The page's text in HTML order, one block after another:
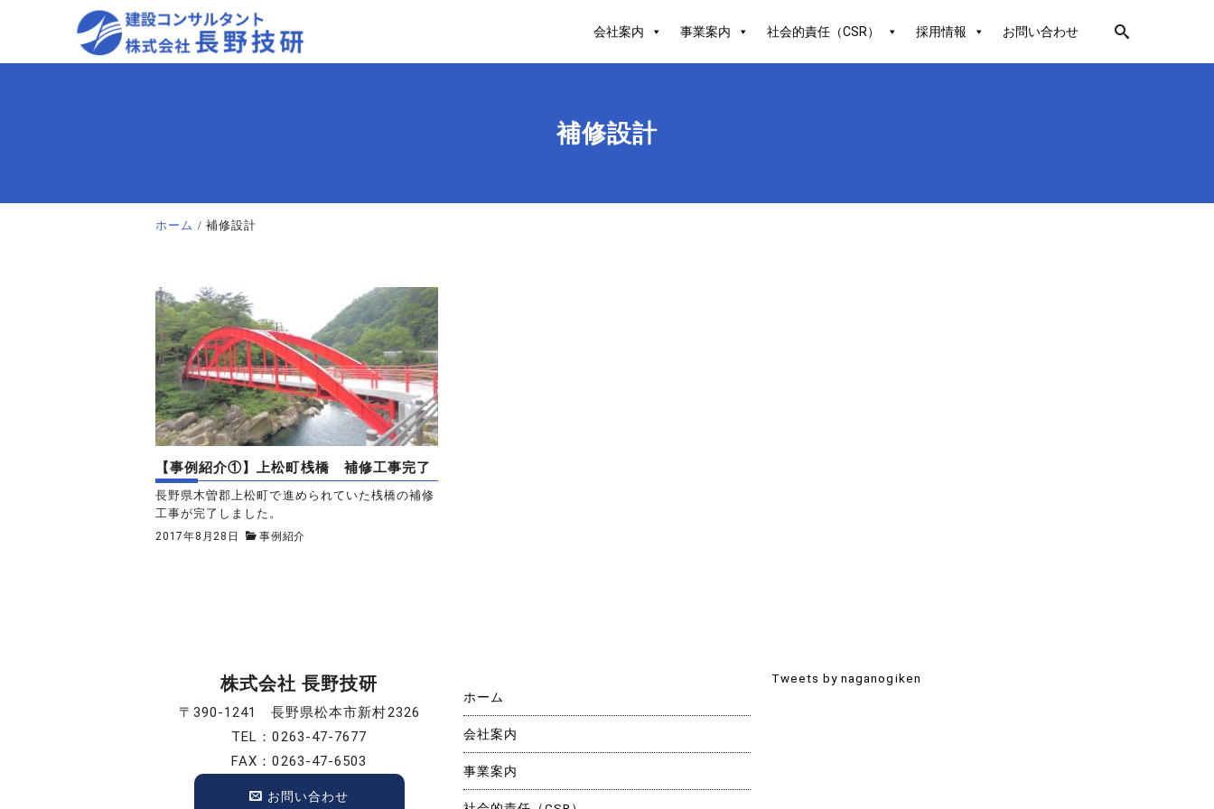
会社案内 事業案内 社会的責任（CSR） 採用情報 お問い合わせ
補修設計
ホーム 補修設計
【事例紹介①】上松町桟橋 補修工事完了
長野県木曽郡上松町で進められていた桟橋の補修
工事が完了しました。
2017年8月28日 事例紹介
株式会社 長野技研
〒390-1241 長野県松本市新村2326
TEL：0263-47-7677
FAX：0263-47-6503
お問い合わせ
ホーム
会社案内
事業案内
Tweets by naganogiken